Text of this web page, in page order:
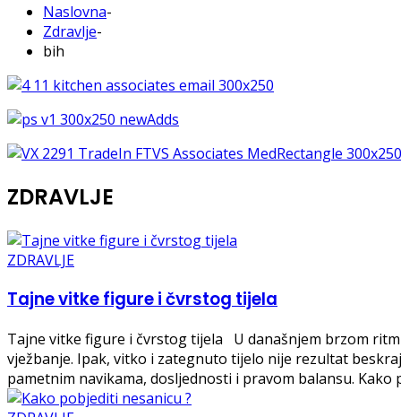
Naslovna-
Zdravlje-
bih
ZDRAVLJE
ZDRAVLJE
Tajne vitke figure i čvrstog tijela
Tajne vitke figure i čvrstog tijela U današnjem brzom
vježbanje. Ipak, vitko i zategnuto tijelo nije rezultat
pametnim navikama, dosljednosti i pravom balansu. Kako